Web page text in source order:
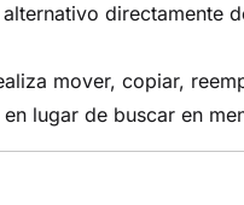
directamente
mover, copiar,
lugar de buscar en